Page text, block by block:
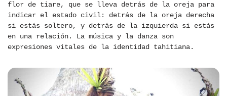
flor de tiare, que se lleva detrás de la oreja para
indicar el estado civil: detrás de la oreja derecha
si estás soltero, y detrás de la izquierda si estás
en una relación. La música y la danza son
expresiones vitales de la identidad tahitiana.